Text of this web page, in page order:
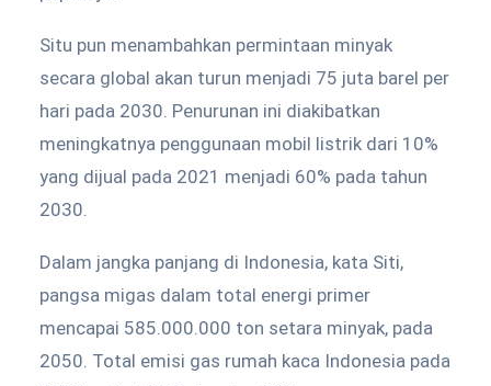
Situ pun menambahkan permintaan minyak
secara global akan turun menjadi 75 juta barel per
hari pada 2030. Penurunan ini diakibatkan
meningkatnya penggunaan mobil listrik dari 10%
yang dijual pada 2021 menjadi 60% pada tahun
2030.
Dalam jangka panjang di Indonesia, kata Siti,
pangsa migas dalam total energi primer
mencapai 585.000.000 ton setara minyak, pada
2050. Total emisi gas rumah kaca Indonesia pada